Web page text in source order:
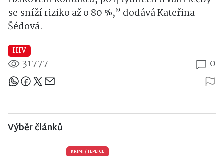
se sníží riziko až o 80 %,” dodává Kateřina
Šédová.
HIV
31777 0
Sdílejte článek
Výběr článků
KRIMI /TEPLICE